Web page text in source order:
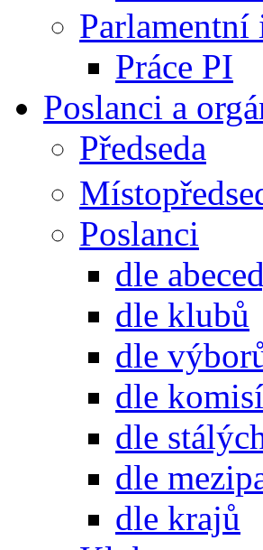
Práce PI
Poslanci a
Předseda
Poslanci
dle
dle klubů
dle
dle komisí
dle
dle
dle krajů